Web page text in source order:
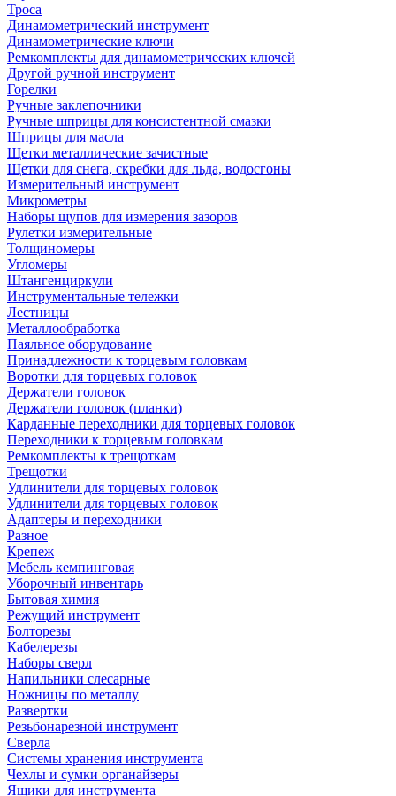
Троса
Динамометрический инструмент
Динамометрические ключи
Ремкомплекты для динамометрических ключей
Другой ручной инструмент
Горелки
Ручные заклепочники
Ручные шприцы для консистентной смазки
Шприцы для масла
Щетки металлические зачистные
Щетки для снега, скребки для льда, водосгоны
Измерительный инструмент
Микрометры
Наборы щупов для измерения зазоров
Рулетки измерительные
Толщиномеры
Угломеры
Штангенциркули
Инструментальные тележки
Лестницы
Металлообработка
Паяльное оборудование
Принадлежности к торцевым головкам
Воротки для торцевых головок
Держатели головок
Держатели головок (планки)
Карданные переходники для торцевых головок
Переходники к торцевым головкам
Ремкомплекты к трещоткам
Трещотки
Удлинители для торцевых головок
Удлинители для торцевых головок
Адаптеры и переходники
Разное
Крепеж
Мебель кемпинговая
Уборочный инвентарь
Бытовая химия
Режущий инструмент
Болторезы
Кабелерезы
Наборы сверл
Напильники слесарные
Ножницы по металлу
Развертки
Резьбонарезной инструмент
Сверла
Системы хранения инструмента
Чехлы и сумки органайзеры
Ящики для инструмента